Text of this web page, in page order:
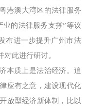
港澳大湾区的法律服务
的法律服务支撑”等议
布进一步提升广州市法
此进行研讨。
本质上是法治经济。追
应有之意，建设现代化
放型经济新体制，比以